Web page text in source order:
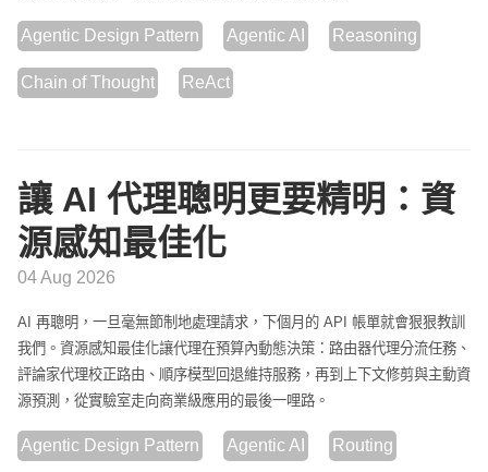
Agentic Design Pattern Agentic AI Reasoning
Chain of Thought ReAct
讓 AI 代理聰明更要精明：資
源感知最佳化
04 Aug 2026
AI 再聰明，一旦毫無節制地處理請求，下個月的 API 帳單就會狠狠教訓
我們。資源感知最佳化讓代理在預算內動態決策：路由器代理分流任務、
評論家代理校正路由、順序模型回退維持服務，再到上下文修剪與主動資
源預測，從實驗室走向商業級應用的最後一哩路。
Agentic Design Pattern Agentic AI Routing